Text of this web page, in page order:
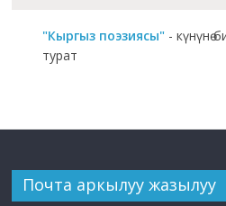
"Кыргыз поэзиясы" - күнүнө
турат
Почта аркылуу жазылуу